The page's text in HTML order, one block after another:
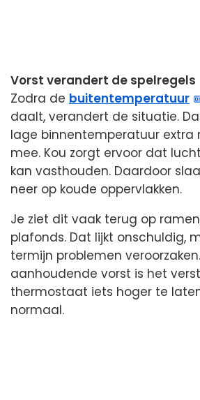
Vorst verandert de spelregels
Zodra de buitentemperatuur
daalt, verandert de situatie.
lage binnentemperatuur extra
mee. Kou zorgt ervoor dat
kan vasthouden. Daardoor
neer op koude oppervlakken.
Je ziet dit vaak terug op
plafonds. Dat lijkt onschuldig,
termijn problemen
aanhoudende vorst is het
thermostaat iets hoger te
normaal.